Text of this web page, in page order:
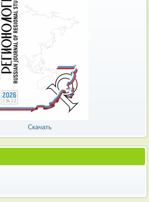
Скачать